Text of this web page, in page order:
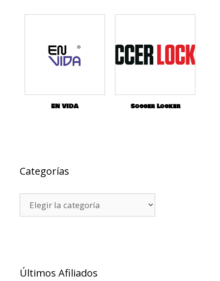
EN VIDA Soccer Locker
Categorías
Últimos Afiliados